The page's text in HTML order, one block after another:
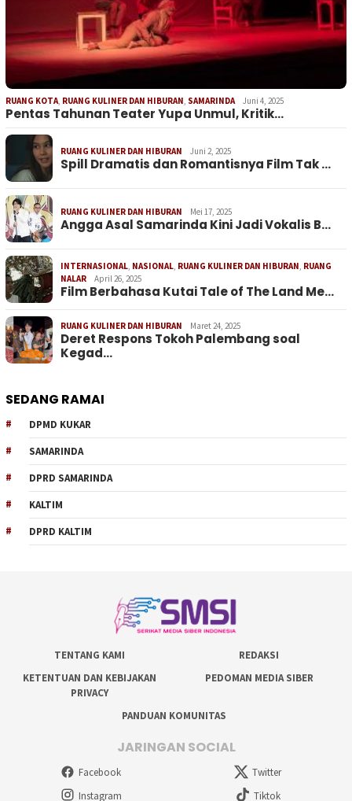
RUANG KOTA, RUANG KULINER DAN HIBURAN, SAMARINDA Juni 4, 2025
Pentas Tahunan Teater Yupa Unmul, Kritik…
RUANG KULINER DAN HIBURAN Juni 2, 2025
Spill Dramatis dan Romantisnya Film Tak …
RUANG KULINER DAN HIBURAN Mei 17, 2025
Angga Asal Samarinda Kini Jadi Vokalis B…
INTERNASIONAL, NASIONAL, RUANG KULINER DAN HIBURAN, RUANG
NALAR
April 26, 2025
Film Berbahasa Kutai Tale of The Land Me…
RUANG KULINER DAN HIBURAN Maret 24, 2025
Deret Respons Tokoh Palembang soal
Kegad…
SEDANG RAMAI
DPMD KUKAR
SAMARINDA
DPRD SAMARINDA
KALTIM
DPRD KALTIM
TENTANG KAMI
REDAKSI
KETENTUAN DAN KEBIJAKAN
PRIVACY
PEDOMAN MEDIA SIBER
PANDUAN KOMUNITAS
JARINGAN SOCIAL
Facebook
Twitter
Instagram
Tiktok